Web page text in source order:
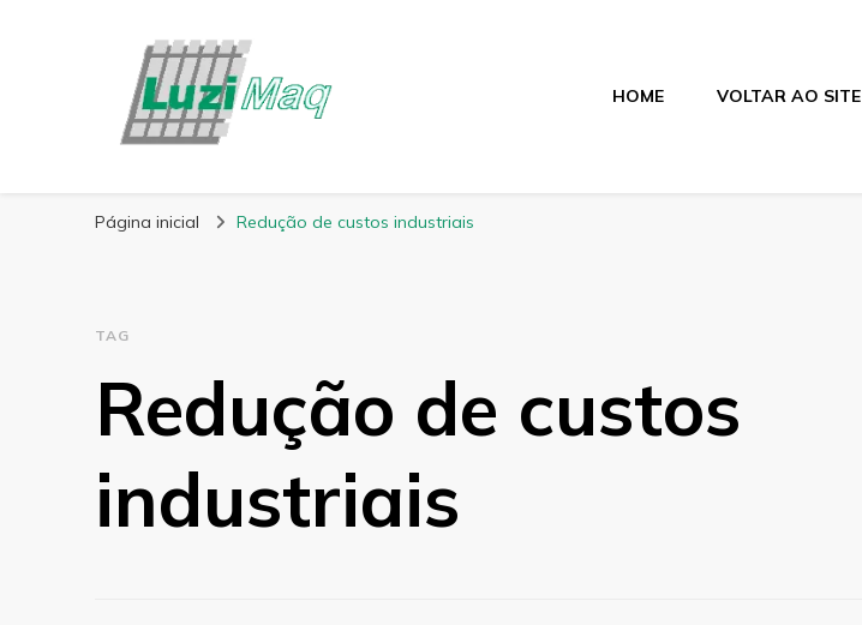
Blog Luzimaq
HOME VOLTAR AO SITE
Página inicial Redução de custos industriais
TAG
Redução de custos
industriais